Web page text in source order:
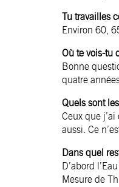
Tu travailles
Environ 60,
Où te vois-tu
Bonne
quatre
Quels sont
Ceux que
aussi. Ce
Dans quel
D’abord
Mesure de